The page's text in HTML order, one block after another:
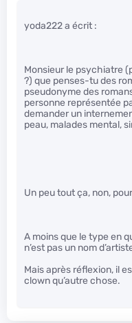
yoda222 a écrit :
Monsieur le psychiatre
?) que penses-tu des
pseudonyme des
personne représentée
demander un
peau, malades mental,
Un peu tout ça, non,
A moins que le type en
n’est pas un nom
Mais après réflexion, il
clown qu’autre chose.